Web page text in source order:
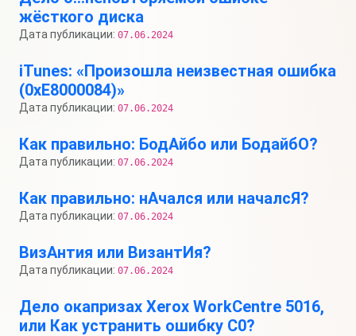
жёсткого диска
Дата публикации: 07.06.2024
iTunes: «Произошла неизвестная ошибка
(0xE8000084)»
Дата публикации: 07.06.2024
Как правильно: БодАйбо или БодайбО?
Дата публикации: 07.06.2024
Как правильно: нАчался или началсЯ?
Дата публикации: 07.06.2024
ВизАнтия или ВизантИя?
Дата публикации: 07.06.2024
Дело окапризах Xerox WorkCentre 5016,
или Как устранить ошибку C0?